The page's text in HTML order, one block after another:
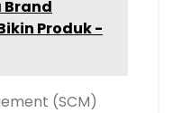
Brand
Produk -
(SCM)